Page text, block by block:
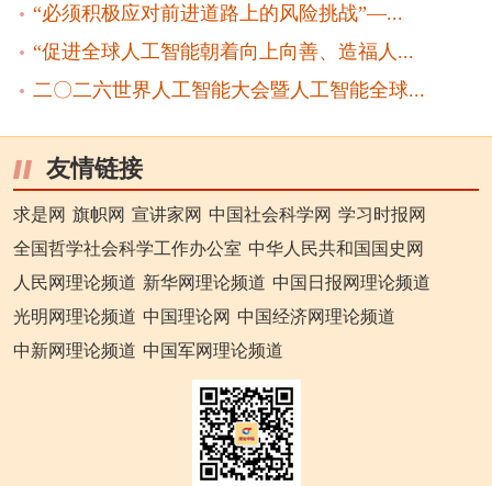
“必须积极应对前进道路上的风险挑战”—...
“促进全球人工智能朝着向上向善、造福人...
二〇二六世界人工智能大会暨人工智能全球...
友情链接
求是网 旗帜网 宣讲家网 中国社会科学网 学习时报网
全国哲学社会科学工作办公室 中华人民共和国国史网
人民网理论频道 新华网理论频道 中国日报网理论频道
光明网理论频道 中国理论网 中国经济网理论频道
中新网理论频道 中国军网理论频道